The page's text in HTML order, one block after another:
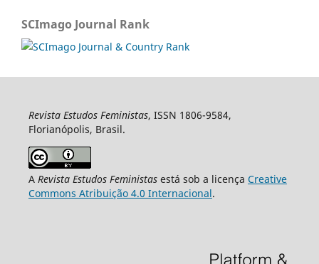
SCImago Journal Rank
Revista Estudos Feministas, ISSN 1806-9584,
Florianópolis, Brasil.
A Revista Estudos Feministasestá sob a licença Creative
Commons Atribuição 4.0 Internacional.